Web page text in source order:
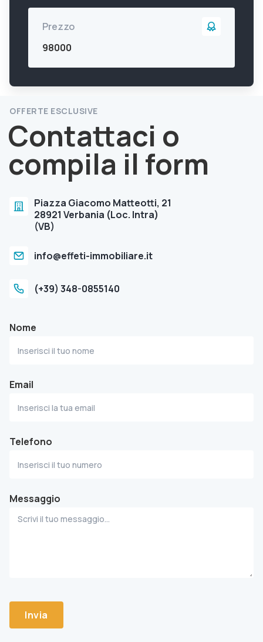
Prezzo
98000
OFFERTE ESCLUSIVE
Contattaci o
compila il form
Piazza Giacomo Matteotti, 21
28921 Verbania (Loc. Intra)
(VB)
info@effeti-immobiliare.it
(+39) 348-0855140
Nome
Email
Telefono
Messaggio